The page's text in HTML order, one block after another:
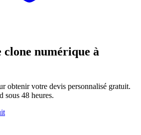
numérique à
obtenir votre devis personnalisé gratuit.
sous 48 heures.